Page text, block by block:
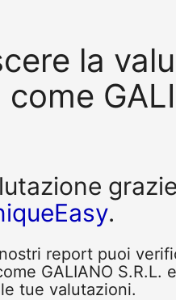
la
.
report puoi
GALIANO S.R.L.
tue valutazioni.